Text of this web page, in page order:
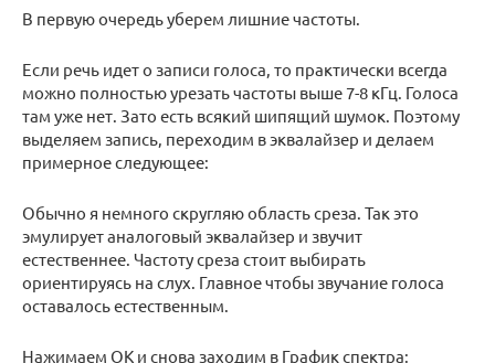
В первую очередь уберем лишние частоты.
Если речь идет о записи голоса, то практически всегда
можно полностью урезать частоты выше 7-8 кГц. Голоса
там уже нет. Зато есть всякий шипящий шумок. Поэтому
выделяем запись, переходим в эквалайзер и делаем
примерное следующее:
Обычно я немного скругляю область среза. Так это
эмулирует аналоговый эквалайзер и звучит
естественнее. Частоту среза стоит выбирать
ориентируясь на слух. Главное чтобы звучание голоса
оставалось естественным.
Нажимаем ОК и снова заходим в График спектра: